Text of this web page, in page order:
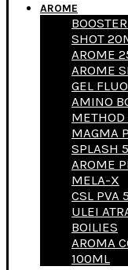
AROME
SHOT
AROME
AROME
GEL
AMINO
METHOD
MAGMA
SPLASH
AROME
MELA-X
CSL PVA
ULEI
BOILIES
AROMA
100ML